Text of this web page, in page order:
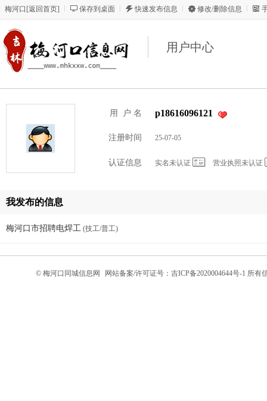
梅河口 [返回首页] 保存到桌面 快速发布信息 修改/删除信息
用户中心
用 户 名 p18616096121
注册时间 25-07-05
认证信息 实名未认证 营业执照未认证
我发布的信息
梅河口市招聘电焊工 (技工/普工)
© 梅河口同城信息网 网站备案/许可证号：吉ICP备2020004644号-1 所有